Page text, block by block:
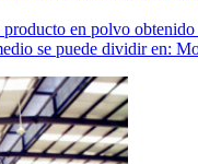
en polvo
se puede dividir en: